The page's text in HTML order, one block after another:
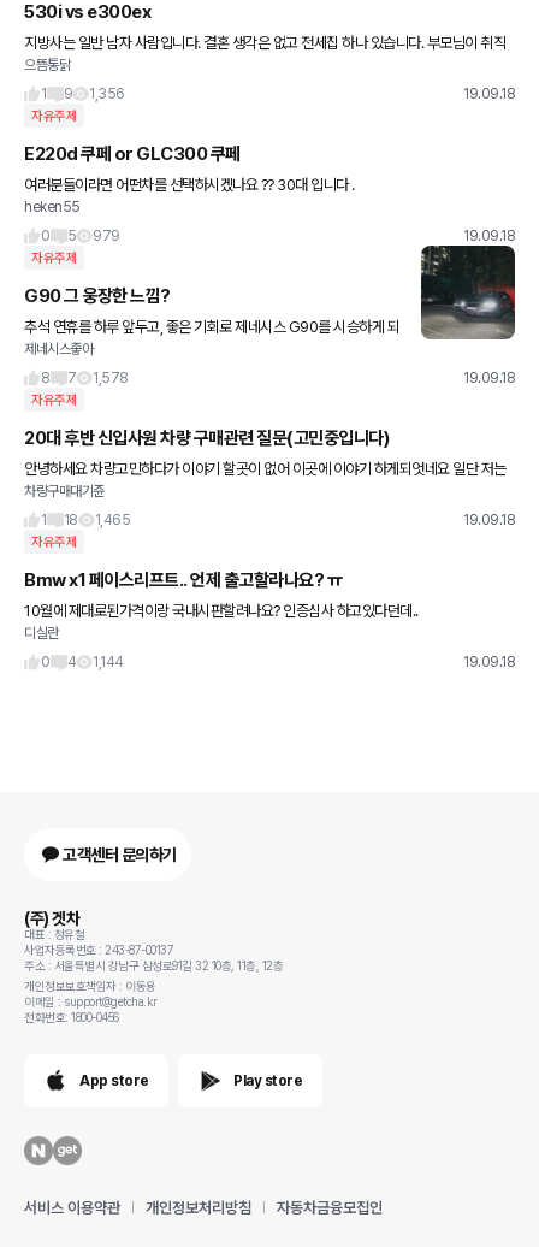
530i vs e300ex
지방사는 일반 남자 사람입니다. 결혼 생각은 없고 전세집 하나 있습니다. 부모님이 취직
선물로 사주신 쏘나타 5년 정도 타던게 있습니다. 이제 차를 바꾸고 싶은데, 어떤 선택을
해야되는지 모르겠습니
으뜸통닭
1
9 1,356 19.09.18
자유주제
E220d 쿠페 or GLC300 쿠페
여러분들이라면 어떤차를 선택하시겠나요 ?? 30대 입니다 .
heken55
0
5 979 19.09.18
자유주제
G90 그 웅장한 느낌?
추석 연휴를 하루 앞두고, 좋은 기회로 제네시스 G90를 시승하게 되
었다. 웅장한 그릴에서부터 앞도하는 첫인상. 다른차에서도 많이 보
제네시스좋아
8
7 1,578 19.09.18
자유주제
20대 후반 신입사원 차량 구매관련 질문(고민중입니다)
안녕하세요 차량고민하다가 이야기 할곳이 없어 이곳에 이야기 하게되엇네요 일단 저는
쉐보레 크루즈 11년식 2년몰다가 이번에 아버지가 차량 변경을 지원해주셔서 구매 대기
중인데 금액은 3000만원대 생
차량구매대기쥰
1
18 1,465 19.09.18
자유주제
Bmw x1 페이스리프트.. 언제 출고할라나요? ㅠ
10월에 제대로된가격이랑 국내시판할려나요? 인증심사 하고있다던데..
디실란
0
4 1,144 19.09.18
고객센터 문의하기
(주) 겟차
대표 : 정유철
사업자등록번호 : 243-87-00137
주소 : 서울특별시 강남구 삼성로91길 32 10층, 11층, 12층
개인정보보호책임자 : 이동용
이메일 : support@getcha.kr
전화번호: 1800-0456
App store Play store
서비스 이용약관 개인정보처리방침 자동차금융모집인